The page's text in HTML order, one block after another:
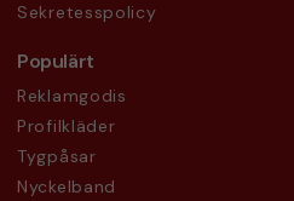
Sekretesspolicy
Populärt
Reklamgodis
Profilkläder
Tygpåsar
Nyckelband